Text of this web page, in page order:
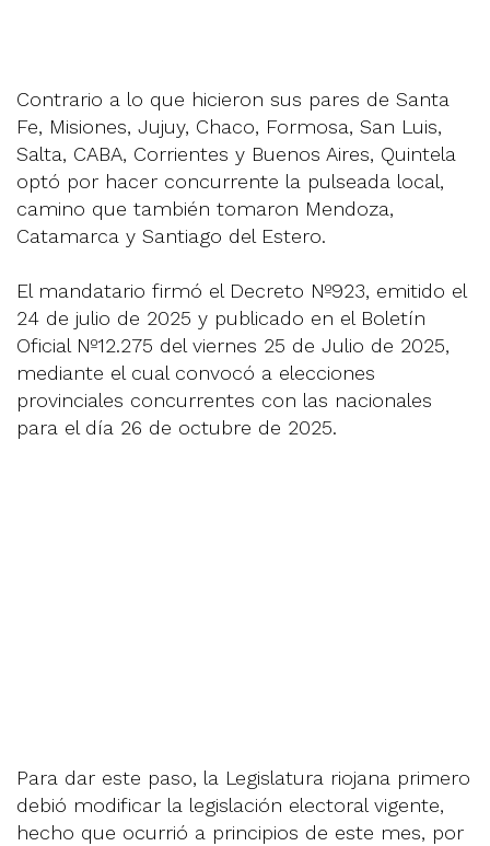
Contrario a lo que hicieron sus pares de Santa
Fe, Misiones, Jujuy, Chaco, Formosa, San Luis,
Salta, CABA, Corrientes y Buenos Aires, Quintela
optó por hacer concurrente la pulseada local,
camino que también tomaron Mendoza,
Catamarca y Santiago del Estero.
El mandatario firmó el Decreto Nº923, emitido el
24 de julio de 2025 y publicado en el Boletín
Oficial Nº12.275 del viernes 25 de Julio de 2025,
mediante el cual convocó a elecciones
provinciales concurrentes con las nacionales
para el día 26 de octubre de 2025.
Para dar este paso, la Legislatura riojana primero
debió modificar la legislación electoral vigente,
hecho que ocurrió a principios de este mes, por